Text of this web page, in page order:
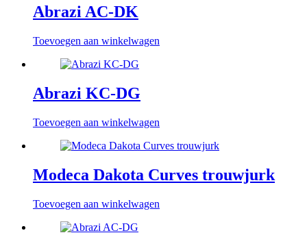
Abrazi AC-DK
Toevoegen aan winkelwagen
Abrazi KC-DG
Toevoegen aan winkelwagen
Modeca Dakota Curves trouwjurk
Toevoegen aan winkelwagen